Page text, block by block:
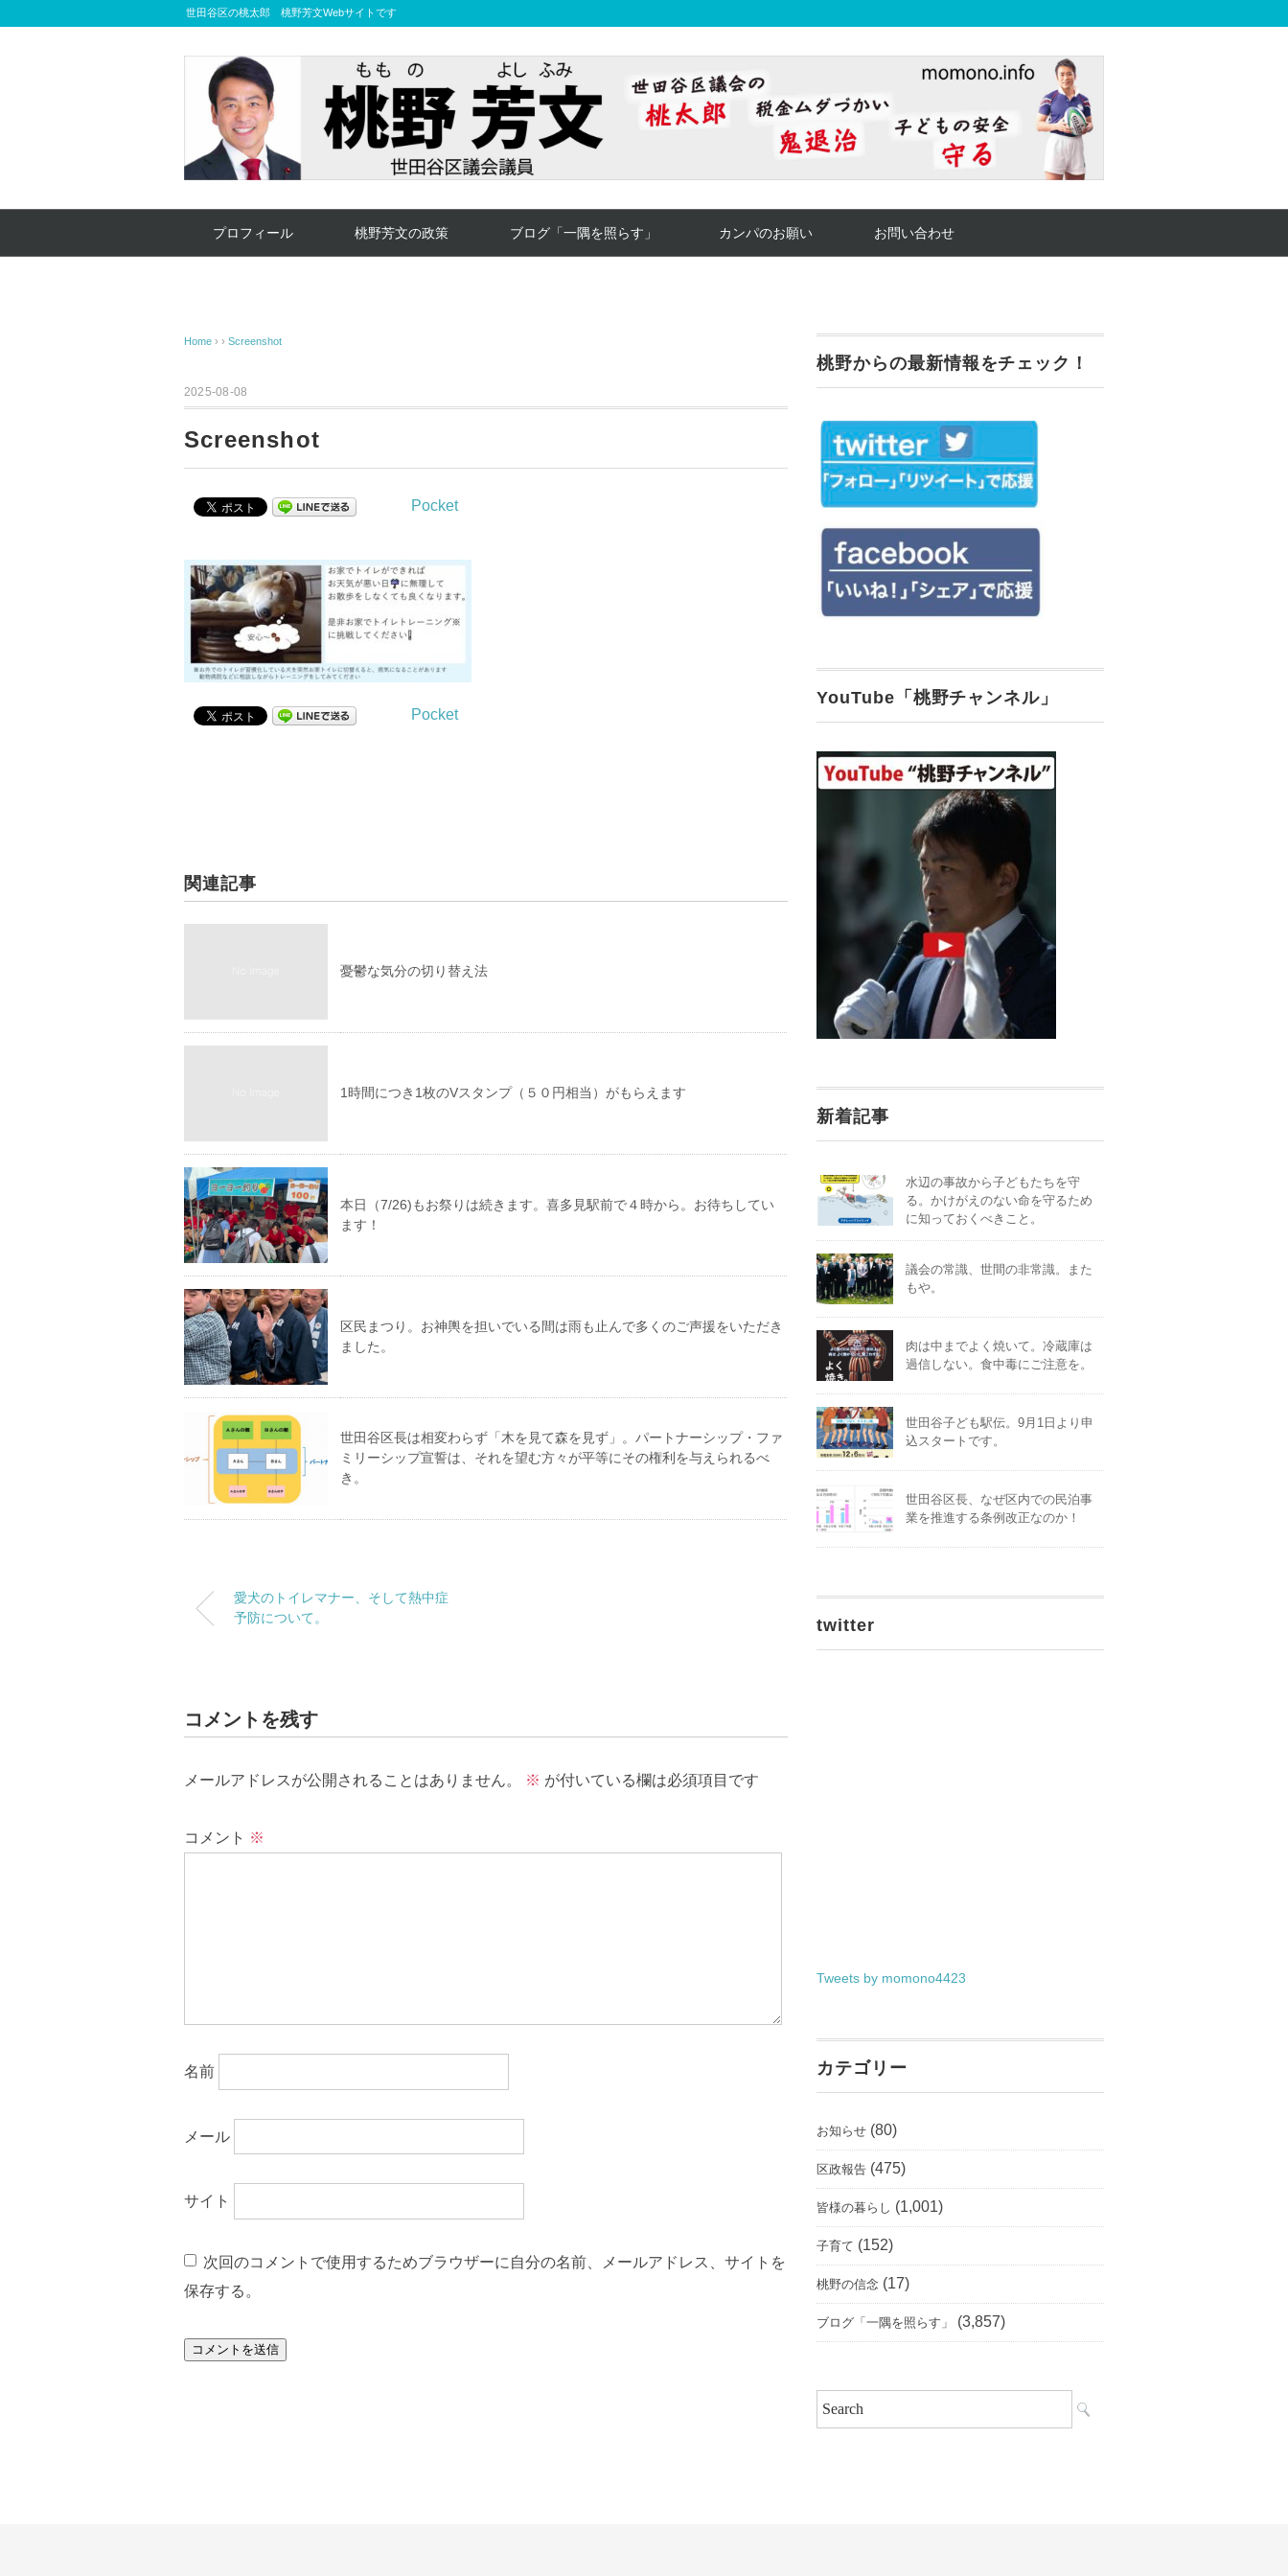
世田谷区の桃太郎 桃野芳文Webサイトです
プロフィール 桃野芳文の政策 ブログ「一隅を照らす」 カンパのお願い お問い合わせ
Home › › Screenshot
2025-08-08
Screenshot
Pocket
Pocket
関連記事
憂鬱な気分の切り替え法
1時間につき1枚のVスタンプ（５０円相当）がもらえます
本日（7/26)もお祭りは続きます。喜多見駅前で４時から。お待ちしてい
ます！
区民まつり。お神輿を担いでいる間は雨も止んで多くのご声援をいただき
ました。
世田谷区長は相変わらず「木を見て森を見ず」。パートナーシップ・ファ
ミリーシップ宣誓は、それを望む方々が平等にその権利を与えられるべ
き。
愛犬のトイレマナー、そして熱中症
予防について。
コメントを残す
メールアドレスが公開されることはありません。 ※ が付いている欄は必須項目です
コメント ※
名前
メール
サイト
次回のコメントで使用するためブラウザーに自分の名前、メールアドレス、サイトを
保存する。
桃野からの最新情報をチェック！
YouTube「桃野チャンネル」
新着記事
水辺の事故から子どもたちを守
る。かけがえのない命を守るため
に知っておくべきこと。
議会の常識、世間の非常識。また
もや。
肉は中までよく焼いて。冷蔵庫は
過信しない。食中毒にご注意を。
世田谷子ども駅伝。9月1日より申
込スタートです。
世田谷区長、なぜ区内での民泊事
業を推進する条例改正なのか！
twitter
Tweets by momono4423
カテゴリー
お知らせ (80)
区政報告 (475)
皆様の暮らし (1,001)
子育て (152)
桃野の信念 (17)
ブログ「一隅を照らす」 (3,857)